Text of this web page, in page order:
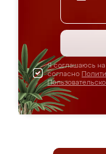
Я соглашаюсь
согласно